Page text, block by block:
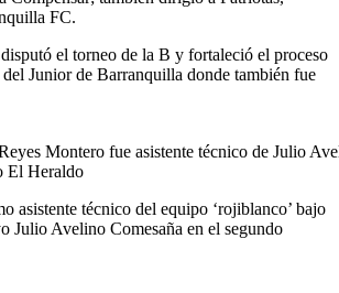
FC.
el torneo de la B y fortaleció el proceso
Junior de Barranquilla donde también fue
Montero fue asistente técnico de Julio
El Heraldo
asistente técnico del equipo ‘rojiblanco’ bajo
Julio Avelino Comesaña en el segundo